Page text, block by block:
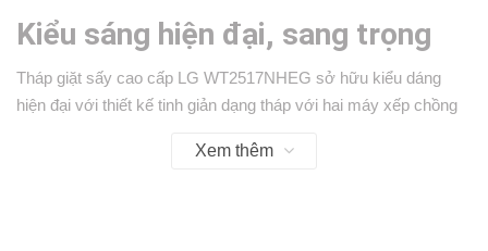
Kiểu sáng hiện đại, sang trọng
Tháp giặt sấy cao cấp LG WT2517NHEG sở hữu kiểu dáng
hiện đại với thiết kế tinh giản dạng tháp với hai máy xếp chồng
sấy) và be (máy giặt), không chỉ mang tới sự ấn tượng cho
Xem thêm